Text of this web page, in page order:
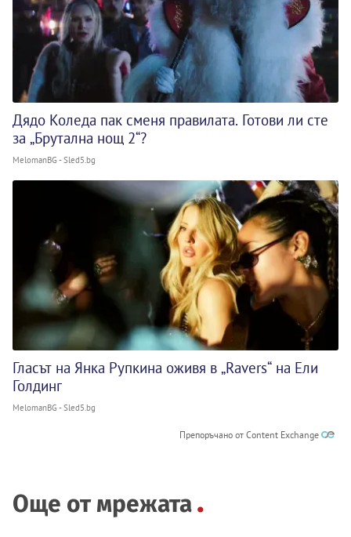
Дядо Коледа пак сменя правилата. Готови ли сте
за „Брутална нощ 2“?
MelomanBG - Sled5.bg
Гласът на Янка Рупкина оживя в „Ravers“ на Ели
Голдинг
MelomanBG - Sled5.bg
Препоръчано от Content Exchange
Още от мрежата